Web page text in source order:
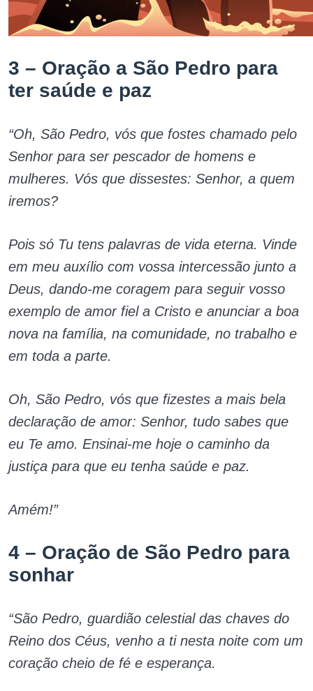
3 – Oração a São Pedro para
ter saúde e paz
“Oh, São Pedro, vós que fostes chamado pelo
Senhor para ser pescador de homens e
mulheres. Vós que dissestes: Senhor, a quem
iremos?
Pois só Tu tens palavras de vida eterna. Vinde
em meu auxílio com vossa intercessão junto a
Deus, dando-me coragem para seguir vosso
exemplo de amor fiel a Cristo e anunciar a boa
nova na família, na comunidade, no trabalho e
em toda a parte.
Oh, São Pedro, vós que fizestes a mais bela
declaração de amor: Senhor, tudo sabes que
eu Te amo. Ensinai-me hoje o caminho da
justiça para que eu tenha saúde e paz.
Amém!”
4 – Oração de São Pedro para
sonhar
“São Pedro, guardião celestial das chaves do
Reino dos Céus, venho a ti nesta noite com um
coração cheio de fé e esperança.